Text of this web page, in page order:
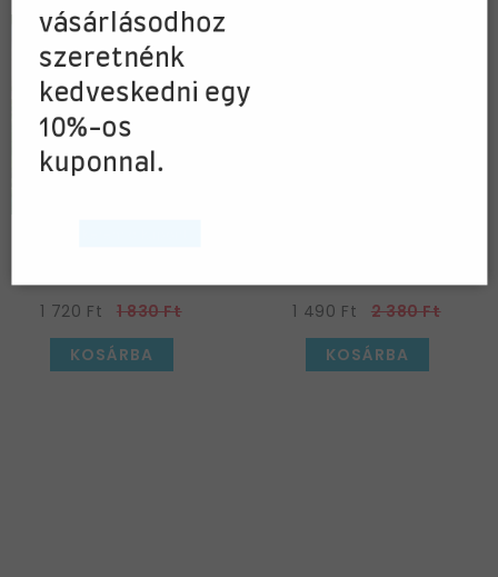
Születésnapi Parti
Kerti Tábla
1 720 Ft
1 830 Ft
KOSÁRBA
Szülinapi Dekoráció
1 490 Ft
2 380 Ft
KOSÁRBA
vásárlásodhoz
szeretnénk
kedveskedni egy
10%-os
kuponnal.